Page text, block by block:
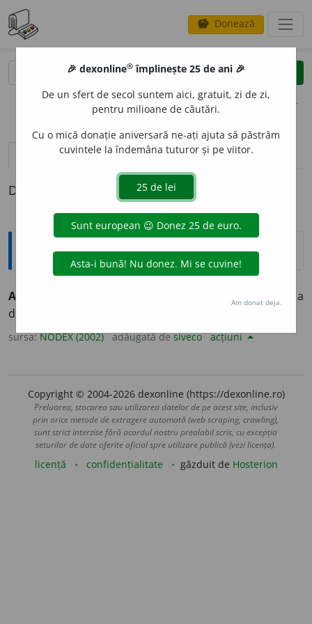
savings Donează
clear
opțiuni
definiții (1)
Definiția cu ID-ul 359567:
Explicative DEX
A VOLTIJ
A încăleca
din fugă, fără ajutorul scărilor. /<fr.
sursa:NODEX (2002) adăugată desiveco acțiuni
Copyright © 2004-2026 dexonline (https://dexonline.ro)
Preluarea, stocarea sau utilizarea datelor de pe acest site, inclusiv
prin orice metode de extragere automată (web scraping, crawling),
sunt strict interzise fără acordul nostru prealabil scris, cu excepția
seturilor de date oferite oficial spre utilizare publică (vezi licența).
licență confidențialitate găzduit de Hosterion
🎉 dexonline® împlinește 25 de ani 🎉
De un sfert de secol suntem aici, gratuit, zi de zi,
pentru milioane de căutări.
Cu o mică donație aniversară ne-ați ajuta să păstrăm
cuvintele la îndemâna tuturor și pe viitor.
Am donat deja.